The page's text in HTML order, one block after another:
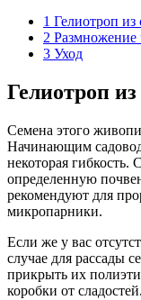
1 Гелиотроп из
2 Размножение
3 Уход
Гелиотроп
Семена этого
Начинающим
некоторая
определенную
рекомендуют для
микропарники.
Если же у вас
случае для рассады
прикрыть их
коробки от сладостей.